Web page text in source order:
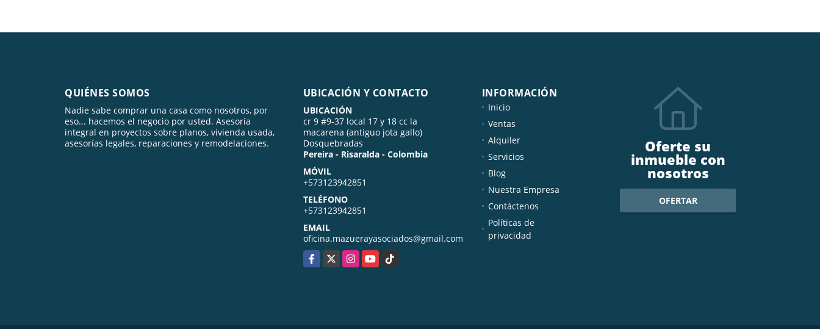
QUIÉNES SOMOS
Nadie sabe comprar una casa como nosotros, por
eso... hacemos el negocio por usted. Asesoría
integral en proyectos sobre planos, vivienda usada,
asesorías legales, reparaciones y remodelaciones.
UBICACIÓN Y CONTACTO
UBICACIÓN
cr 9 #9-37 local 17 y 18 cc la
macarena (antiguo jota gallo)
Dosquebradas
Pereira - Risaralda - Colombia
MÓVIL
+573123942851
TELÉFONO
+573123942851
EMAIL
oficina.mazuerayasociados@gmail.com
Facebook
X InstagramYouTubeTikTok
INFORMACIÓN
Inicio
Ventas
Alquiler
Servicios
Blog
Nuestra Empresa
Contáctenos
Políticas de
privacidad
Oferte su
inmueble con
nosotros
OFERTAR